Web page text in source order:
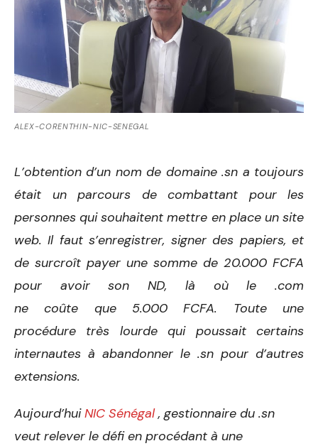
ALEX-CORENTHIN-NIC-SENEGAL
L’obtention d’un nom de domaine .sn a toujours
était un parcours de combattant pour les
personnes qui souhaitent mettre en place un site
web. Il faut s’enregistrer, signer des papiers, et
de surcroît payer une somme de 20.000 FCFA
pour avoir son ND, là où le .com
ne coûte que 5.000 FCFA. Toute une
procédure très lourde qui poussait certains
internautes à abandonner le .sn pour d’autres
extensions.
Aujourd’huiNIC Sénégal, gestionnaire du .sn
veut relever le défi en procédant à une